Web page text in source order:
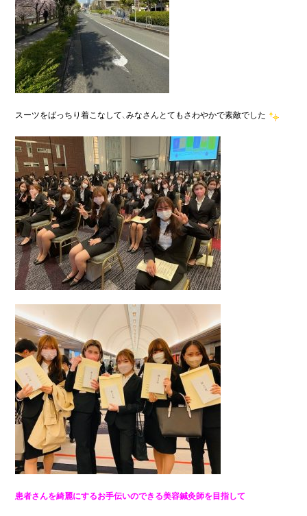
スーツをばっちり着こなして、みなさんとてもさわやかで素敵でした
患者さんを綺麗にするお手伝いのできる美容鍼灸師を目指して